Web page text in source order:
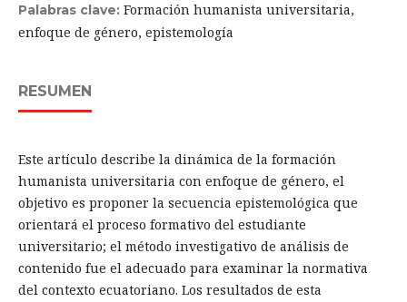
Palabras clave: Formación humanista universitaria,
enfoque de género, epistemología
RESUMEN
Este artículo describe la dinámica de la formación
humanista universitaria con enfoque de género, el
objetivo es proponer la secuencia epistemológica que
orientará el proceso formativo del estudiante
universitario; el método investigativo de análisis de
contenido fue el adecuado para examinar la normativa
del contexto ecuatoriano. Los resultados de esta